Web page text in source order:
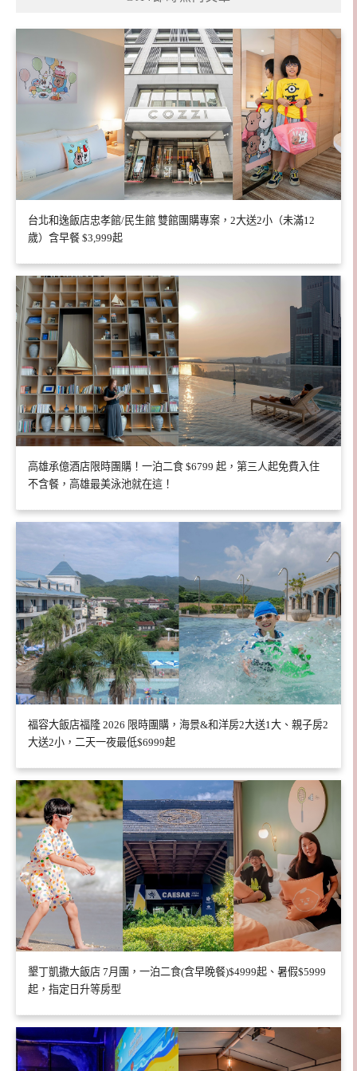
台北和逸飯店忠孝館/民生館 雙館團購專案，2大送2小（未滿12
歲）含早餐 $3,999起
高雄承億酒店限時團購！一泊二食 $6799 起，第三人起免費入住
不含餐，高雄最美泳池就在這！
福容大飯店福隆 2026 限時團購，海景&和洋房2大送1大、親子房2
大送2小，二天一夜最低$6999起
墾丁凱撒大飯店 7月團，一泊二食(含早晚餐)$4999起、暑假$5999
起，指定日升等房型